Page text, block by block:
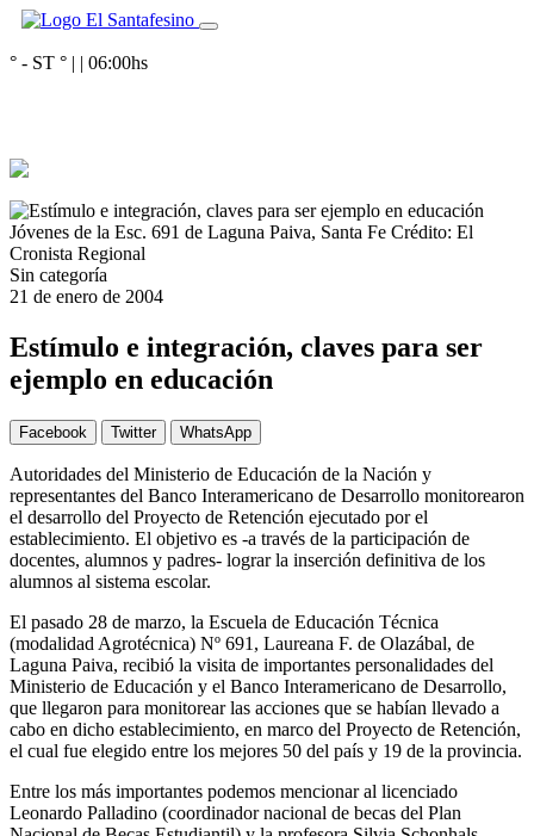
° - ST ° | | 06:00hs
Jóvenes de la Esc. 691 de Laguna Paiva, Santa Fe Crédito: El
Cronista Regional
Sin categoría
21 de enero de 2004
Estímulo e integración, claves para ser
ejemplo en educación
Facebook Twitter WhatsApp
Autoridades del Ministerio de Educación de la Nación y
representantes del Banco Interamericano de Desarrollo monitorearon
el desarrollo del Proyecto de Retención ejecutado por el
establecimiento. El objetivo es -a través de la participación de
docentes, alumnos y padres- lograr la inserción definitiva de los
alumnos al sistema escolar.
El pasado 28 de marzo, la Escuela de Educación Técnica
(modalidad Agrotécnica) Nº 691, Laureana F. de Olazábal, de
Laguna Paiva, recibió la visita de importantes personalidades del
Ministerio de Educación y el Banco Interamericano de Desarrollo,
que llegaron para monitorear las acciones que se habían llevado a
cabo en dicho establecimiento, en marco del Proyecto de Retención,
el cual fue elegido entre los mejores 50 del país y 19 de la provincia.
Entre los más importantes podemos mencionar al licenciado
Leonardo Palladino (coordinador nacional de becas del Plan